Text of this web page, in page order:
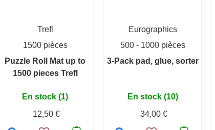
Trefl
1500 pièces
Puzzle Roll Mat up to
1500 pieces Trefl
En stock (1)
12,50 €
Eurographics
500 - 1000 pièces
3-Pack pad, glue, sorter
En stock (10)
34,00 €